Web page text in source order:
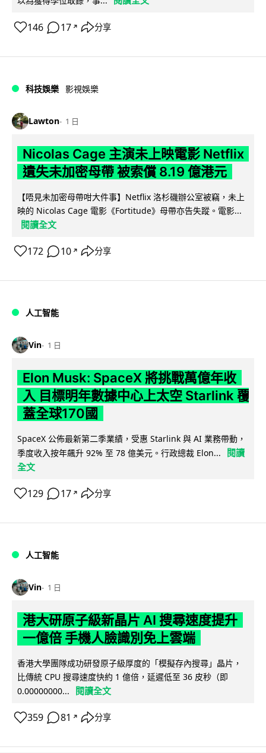
146 17 ↗ 分享
科技娛樂 影視娛樂
Lawton 1 日
Nicolas Cage 主演未上映電影 Netflix
遺失未加密母帶 被索償 8.19 億港元
【唔見未加密母帶咁大件事】Netflix 洛杉磯辦公室被竊，未上
映的 Nicolas Cage 電影《Fortitude》母帶亦告失蹤。電影...
閱讀全文
172 10 ↗ 分享
人工智能
Vin 1 日
Elon Musk: SpaceX 將挑戰萬億年收
入 目標明年數據中心上太空 Starlink 覆
蓋全球170國
SpaceX 公佈最新第二季業績，受惠 Starlink 與 AI 業務帶動，
季度收入按年飆升 92% 至 78 億美元。行政總裁 Elon...
閱讀
全文
129 17 ↗ 分享
人工智能
Vin 1 日
港大研原子級新晶片 AI 搜尋速度提升
一億倍 手機人臉識別免上雲端
香港大學團隊成功研發原子級厚度的「模擬存內搜尋」晶片，
比傳統 CPU 搜尋速度快約 1 億倍，延遲低至 36 皮秒（即
0.00000000...
閱讀全文
359 81 ↗ 分享